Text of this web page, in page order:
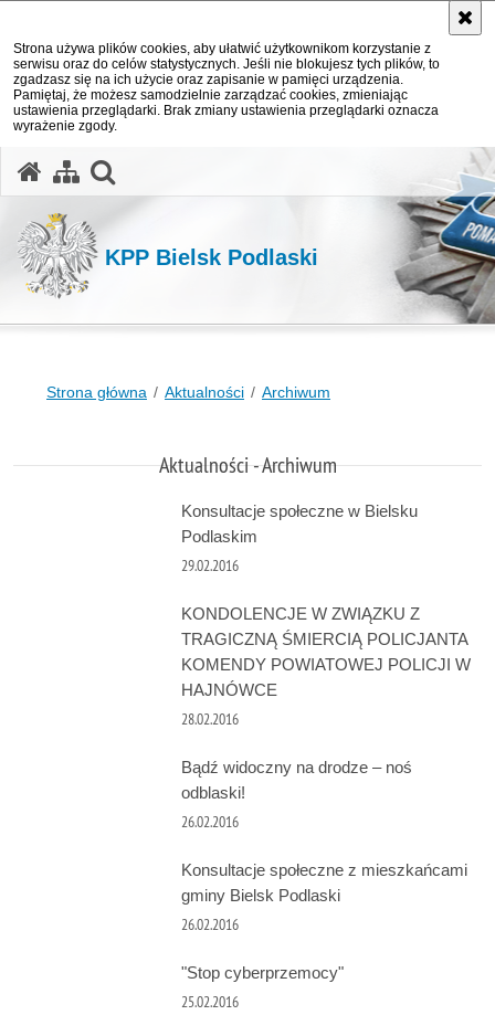
Strona używa plików cookies, aby ułatwić użytkownikom korzystanie z
serwisu oraz do celów statystycznych. Jeśli nie blokujesz tych plików, to
zgadzasz się na ich użycie oraz zapisanie w pamięci urządzenia.
Pamiętaj, że możesz samodzielnie zarządzać cookies, zmieniając
ustawienia przeglądarki. Brak zmiany ustawienia przeglądarki oznacza
wyrażenie zgody.
KPP Bielsk Podlaski
Strona główna Aktualności Archiwum
Aktualności - Archiwum
Konsultacje społeczne w Bielsku
Podlaskim
29.02.2016
KONDOLENCJE W ZWIĄZKU Z
TRAGICZNĄ ŚMIERCIĄ POLICJANTA
KOMENDY POWIATOWEJ POLICJI W
HAJNÓWCE
28.02.2016
Bądź widoczny na drodze – noś
odblaski!
26.02.2016
Konsultacje społeczne z mieszkańcami
gminy Bielsk Podlaski
26.02.2016
"Stop cyberprzemocy"
25.02.2016